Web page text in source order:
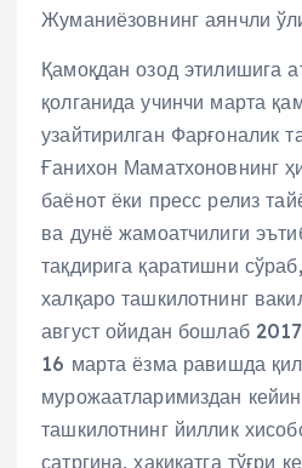
Жуманиёзовнинг аянчли
Қамоқдан озод этилишига
қолганида учинчи марта
узайтирилган Фарғоналик
Ғанихон Маматхоновнинг
баёнот ёки пресс релиз
ва дунё жамоатчилиги
тақдирига қаратишни
халқаро ташкилотнинг
август ойидан бошлаб
16 марта ёзма равишда
мурожаатларимиздан
ташкилотнинг йиллик
сатргина, ҳақиқатга тўғри